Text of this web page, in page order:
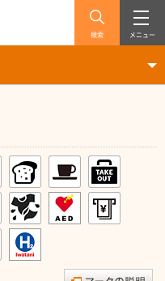
検索 メニュー